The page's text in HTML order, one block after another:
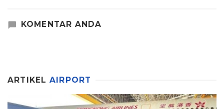
KOMENTAR ANDA
ARTIKEL AIRPORT